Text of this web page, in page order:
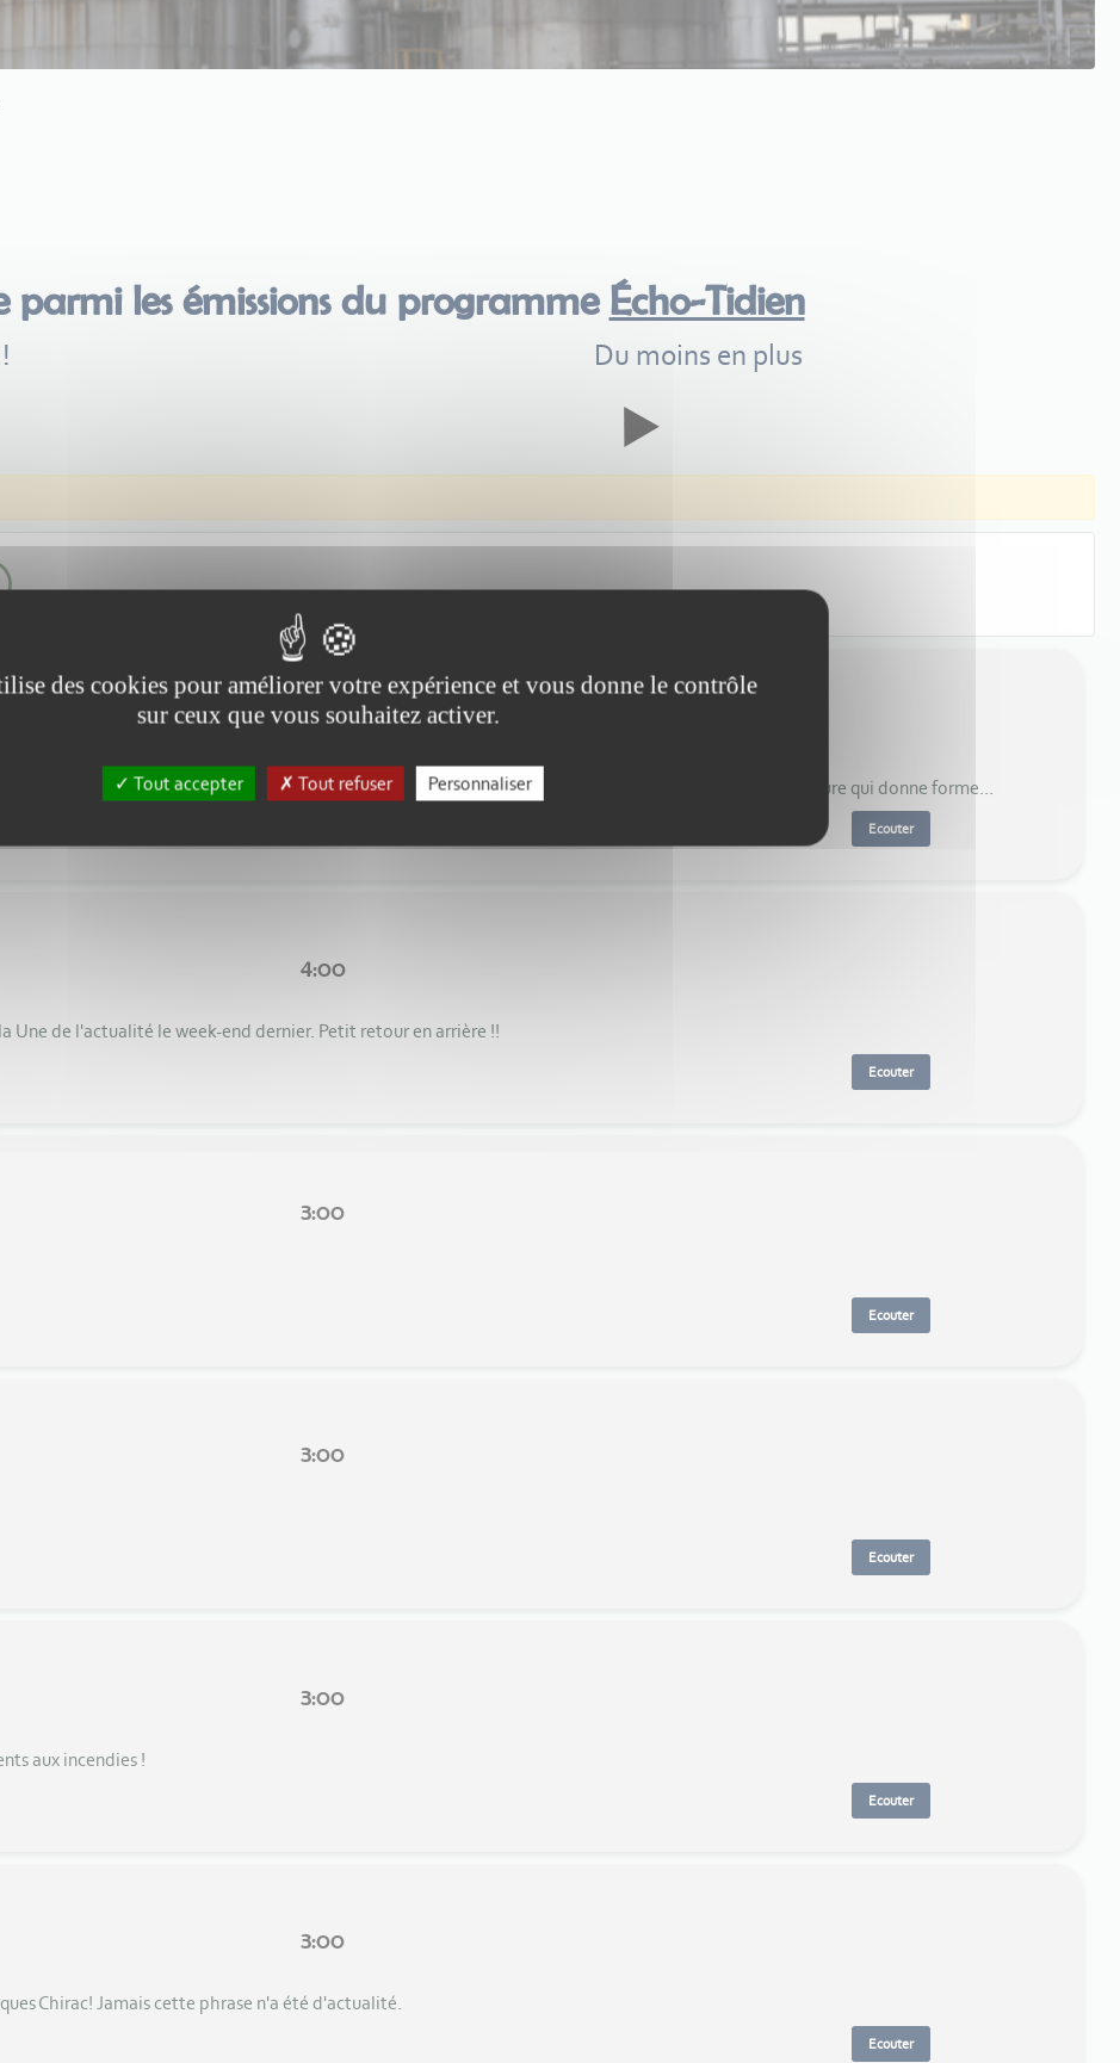
parmi les émissions du programme Écho-Tidien
Du moins en plus
3:00
dans ce secteur qui sont menacées, baisse drastique des subventions !! N'oublions pas que " c'est la culture qui donne forme...
Ecouter
4:00
Une de l'actualité le week-end dernier. Petit retour en arrière !!
Ecouter
3:00
Ecouter
3:00
Ecouter
3:00
aux incendies !
Ecouter
3:00
Chirac! Jamais cette phrase n'a été d'actualité.
Ecouter
des cookies pour améliorer votre expérience et vous donne le contrôle
sur ceux que vous souhaitez activer.
Tout accepter Tout refuser Personnaliser